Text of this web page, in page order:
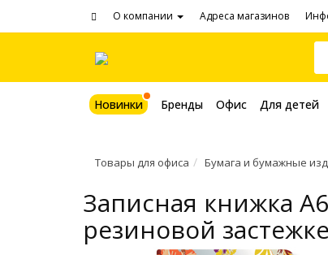
О компании Адреса магазинов
Новинки Бренды Офис Для детей
Товары для офиса Бумага и бумажные
Записная книжка
резиновой застежке